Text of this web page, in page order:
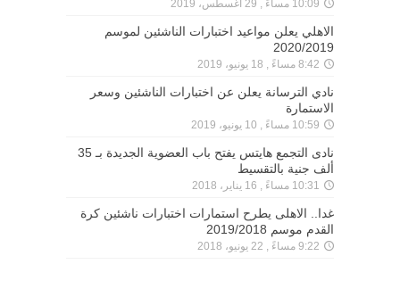
10:09 مساءً , 29 أغسطس، 2019
الاهلي يعلن مواعيد اختبارات الناشئين لموسم
2020/2019
8:42 مساءً , 18 يونيو، 2019
نادي الترسانة يعلن عن اختبارات الناشئين وسعر
الاستمارة
10:59 مساءً , 10 يونيو، 2019
نادى التجمع هايتس يفتح باب العضوية الجديدة بـ 35
ألف جنية بالتقسيط
10:31 مساءً , 16 يناير، 2018
غدا.. الاهلى يطرح استمارات اختبارات ناشئين كرة
القدم موسم 2019/2018
9:22 مساءً , 22 يونيو، 2018